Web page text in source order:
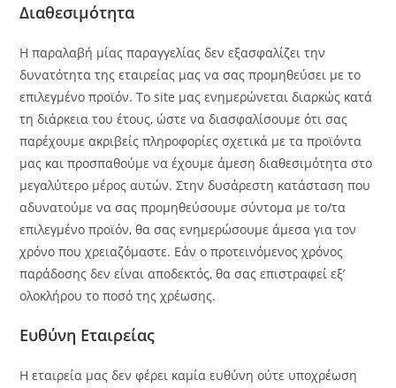
Διαθεσιμότητα
Η παραλαβή μίας παραγγελίας δεν εξασφαλίζει την
δυνατότητα της εταιρείας μας να σας προμηθεύσει με το
επιλεγμένο προϊόν. Το site μας ενημερώνεται διαρκώς κατά
τη διάρκεια του έτους, ώστε να διασφαλίσουμε ότι σας
παρέχουμε ακριβείς πληροφορίες σχετικά με τα προϊόντα
μας και προσπαθούμε να έχουμε άμεση διαθεσιμότητα στο
μεγαλύτερο μέρος αυτών. Στην δυσάρεστη κατάσταση που
αδυνατούμε να σας προμηθεύσουμε σύντομα με το/τα
επιλεγμένο προϊόν, θα σας ενημερώσουμε άμεσα για τον
χρόνο που χρειαζόμαστε. Εάν ο προτεινόμενος χρόνος
παράδοσης δεν είναι αποδεκτός, θα σας επιστραφεί εξ’
ολοκλήρου το ποσό της χρέωσης.
Ευθύνη Εταιρείας
Η εταιρεία μας δεν φέρει καμία ευθύνη ούτε υποχρέωση